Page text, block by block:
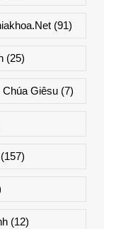
(91)
(25)
Chúa Giêsu(7)
(12)